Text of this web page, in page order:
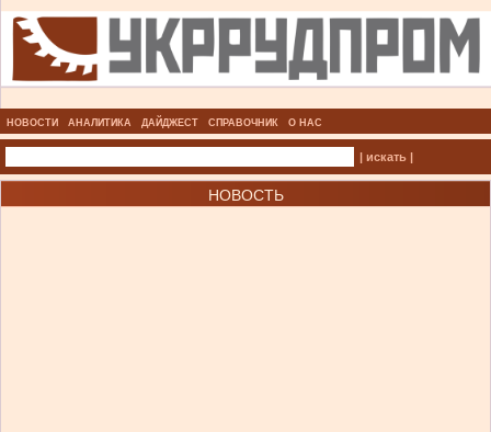
НОВОСТИ АНАЛИТИКА ДАЙДЖЕСТ СПРАВОЧНИК О НАС
| искать |
НОВОСТЬ